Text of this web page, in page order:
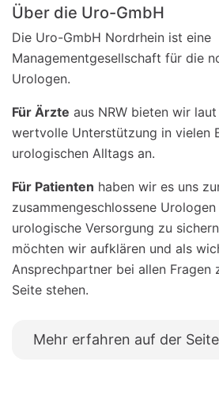
Über die Uro-GmbH
Die Uro-GmbH Nordrhein ist eine
Managementgesellschaft für die
Urologen.
Für Ärzte aus NRW bieten wir
wertvolle Unterstützung in vielen
urologischen Alltags an.
Für Patienten haben wir es uns
zusammengeschlossene
urologische Versorgung zu
möchten wir aufklären und als
Ansprechpartner bei allen Fragen
Seite stehen.
Mehr erfahren auf der Seite